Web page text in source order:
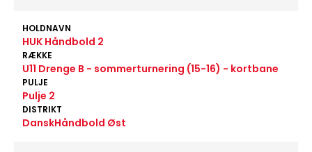
HOLDNAVN
HUK Håndbold 2
RÆKKE
U11 Drenge B - sommerturnering (15-16) - kortbane
PULJE
Pulje 2
DISTRIKT
DanskHåndbold Øst